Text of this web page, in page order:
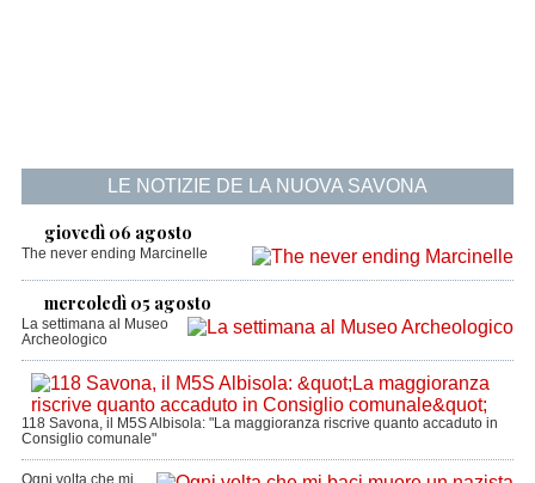
LE NOTIZIE DE LA NUOVA SAVONA
giovedì 06 agosto
The never ending Marcinelle
mercoledì 05 agosto
La settimana al Museo
Archeologico
118 Savona, il M5S Albisola: "La maggioranza riscrive quanto accaduto in
Consiglio comunale"
Ogni volta che mi